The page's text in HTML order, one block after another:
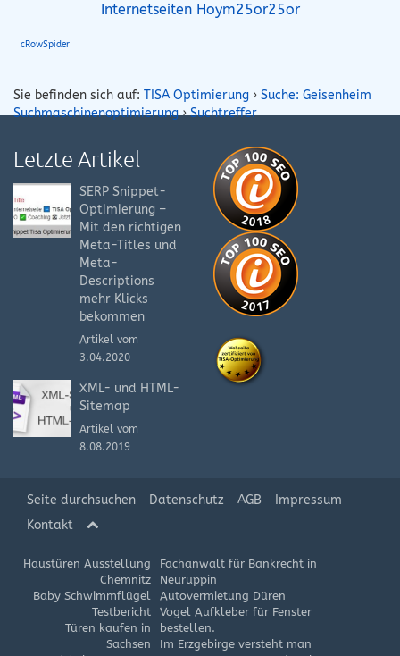
Internetseiten Hoym25or25or
cRowSpider
Sie befinden sich auf: TISA Optimierung › Suche: Geisenheim
Suchmaschinenoptimierung›Suchtreffer
Letzte Artikel
SERP Snippet-
Optimierung –
Mit den richtigen
Meta-Titles und
Meta-
Descriptions
mehr Klicks
bekommen
Artikel vom
3.04.2020
XML- und HTML-
Sitemap
Artikel vom
8.08.2019
Seite durchsuchen Datenschutz AGB
Impressum
Kontakt
Haustüren Ausstellung
Chemnitz
Baby Schwimmflügel
Testbericht
Türen kaufen in
Sachsen
Fachanwalt für Bankrecht in
Neuruppin
Autovermietung Düren
Vogel Aufkleber für Fenster
bestellen.
Im Erzgebirge versteht man